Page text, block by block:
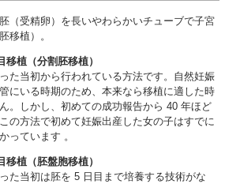
（受精卵）を長いやわらかいチューブで子宮
移植）。
植（分割胚移植）
た当初から行われている方法です。自然妊娠
にいる時期のため、本来なら移植に適した時
。しかし、初めての成功報告から 40 年ほど
の方法で初めて妊娠出産した女の子はすでに
っています 。
植（胚盤胞移植）
た当初は胚を 5 日目まで培養する技術がな